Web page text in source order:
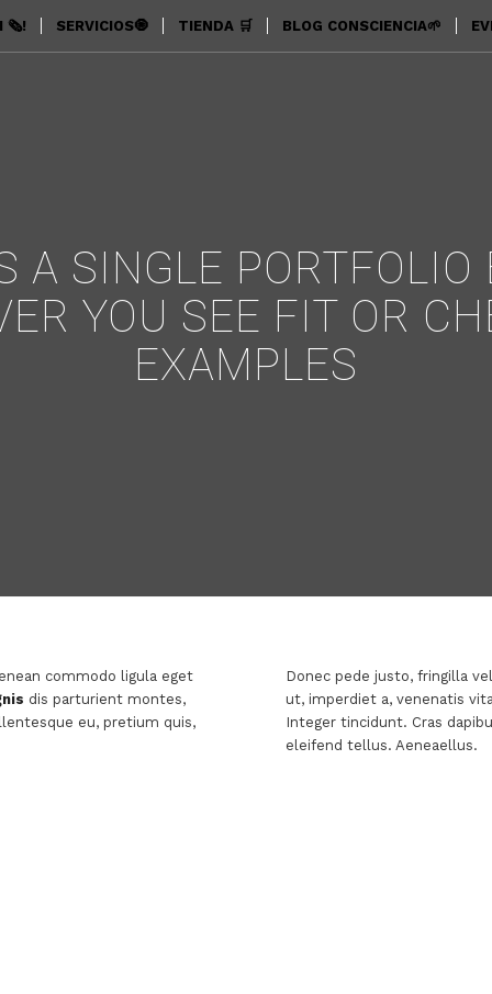
🗞️! SERVICIOS🧿 TIENDA 🛒 BLOG CONSCIENCIA🌱
A SINGLE PORTFOLIO
YOU SEE FIT OR
EXAMPLES
commodo ligula eget
dis parturient montes,
eu, pretium quis,
Donec pede justo, fringilla
ut, imperdiet a, venenatis
Integer tincidunt. Cras
eleifend tellus. Aeneaellus.